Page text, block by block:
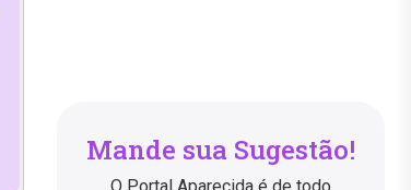
Mande sua Sugestão!